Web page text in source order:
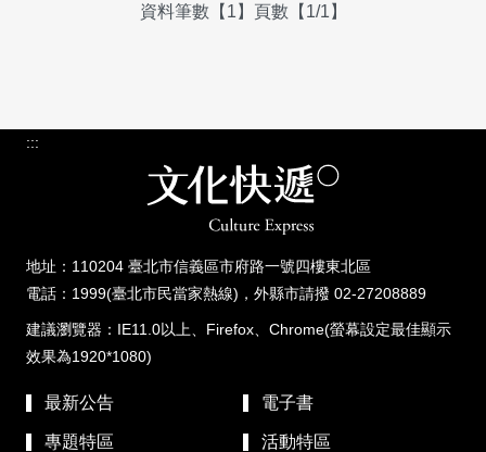
資料筆數【1】頁數【1/1】
:::
地址：110204 臺北市信義區市府路一號四樓東北區
電話：1999(臺北市民當家熱線)，外縣市請撥 02-27208889
建議瀏覽器：IE11.0以上、Firefox、Chrome(螢幕設定最佳顯示
效果為1920*1080)
最新公告 電子書
專題特區 活動特區